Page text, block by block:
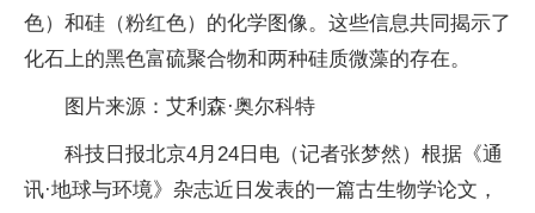
色）和硅（粉红色）的化学图像。这些信息共同揭示了
化石上的黑色富硫聚合物和两种硅质微藻的存在。
图片来源：艾利森·奥尔科特
科技日报北京4月24日电（记者张梦然）根据《通
讯·地球与环境》杂志近日发表的一篇古生物学论文，